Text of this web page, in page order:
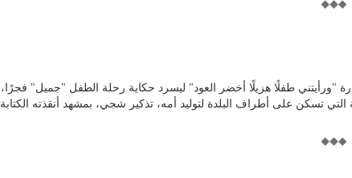
"ورأيتني طفلًا هزيلًا أخضر العود" ليسرد حكاية رحلة الطفل "جميل" فجرًا،
التي تسكن على أطراف البلدة لتوليد أمه، تذكير شجي، بمشهد أنقذته الكتابة